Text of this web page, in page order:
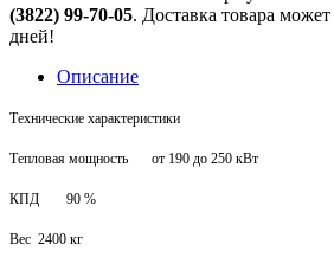
(3822) 99-70-05. Доставка товара
дней!
Описание
Технические характеристики
Тепловая мощность от 190 до 250 кВт
КПД 90 %
Вес 2400 кг